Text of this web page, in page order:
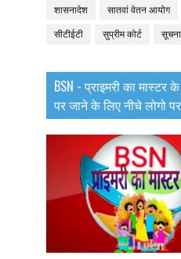
शासनादेश सातवां वेतन आयोग
सीटीईटी सुप्रीम कोर्ट
BSN - प्राइमरी का मास्टर के
पर जाने के लिए नीचे लोगो